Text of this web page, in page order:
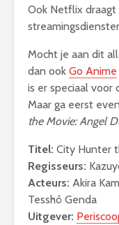
Ook Netflix
Mocht je aan dit
dan ook Go Anime
is er speciaal voor
Maar ga eerst
the Movie: Angel
Titel: City Hunter
Regisseurs:
Acteurs: Akira
Tesshô Genda
Uitgever: